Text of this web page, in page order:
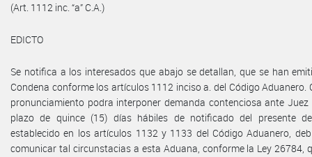
(Art. 1112 inc. “a” C.A.)
EDICTO
Se notifica a los interesados que abajo se detallan, que se han
Condena conforme los artículos 1112 inciso a. del Código Aduanero.
pronunciamiento podra interponer demanda contenciosa ante Juez
plazo de quince (15) días hábiles de notificado del presente
establecido en los artículos 1132 y 1133 del Código Aduanero,
comunicar tal circunstacias a esta Aduana, conforme la Ley 26784,